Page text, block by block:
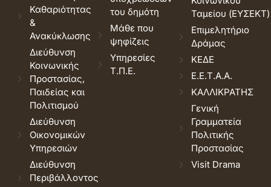
Καθαριότητας
&
Ανακύκλωσης
Διεύθυνση
Κοινωνικής
Προστασίας,
Παιδείας και
Πολιτισμού
Διεύθυνση
Οικονομικών
Υπηρεσιών
Διεύθυνση
Περιβάλλοντος
του δημότη
Μάθε που
ψηφίζεις
Υπηρεσίες
Τ.Π.Ε.
Ταμείου (ΕΥΣΕΚΤ)
Επιμελητήριο
Δράμας
ΚΕΔΕ
Ε.Ε.Τ.Α.Α.
ΚΑΛΛΙΚΡΑΤΗΣ
Γενική
Γραμματεία
Πολιτικής
Προστασίας
Visit Drama